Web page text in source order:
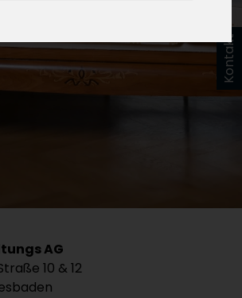
Kontakt
AG
10 & 12